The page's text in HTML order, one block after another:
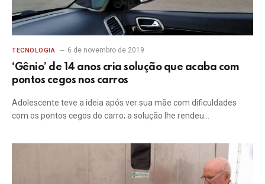
TECNOLOGIA 6 de novembro de 2019
‘Gênio’ de 14 anos cria solução que acaba com
pontos cegos nos carros
Adolescente teve a ideia após ver sua mãe com dificuldades
com os pontos cegos do carro; a solução lhe rendeu…